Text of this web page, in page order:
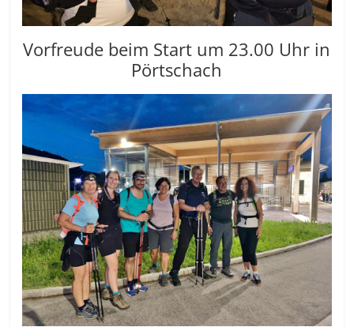
Vorfreude beim Start um 23.00 Uhr in
Pörtschach